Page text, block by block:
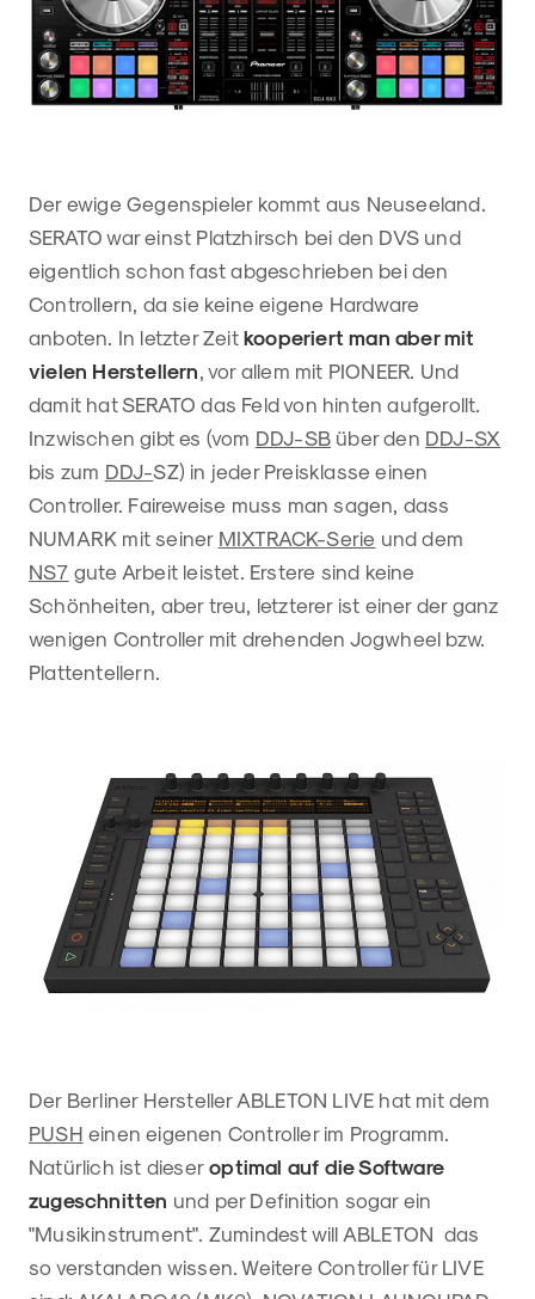
Der ewige Gegenspieler kommt aus Neuseeland.
SERATO war einst Platzhirsch bei den DVS und
eigentlich schon fast abgeschrieben bei den
Controllern, da sie keine eigene Hardware
anboten. In letzter Zeit kooperiert man aber mit
vielen Herstellern, vor allem mit PIONEER. Und
damit hat SERATO das Feld von hinten aufgerollt.
Inzwischen gibt es (vom DDJ-SB über den DDJ-SX
bis zum DDJ-SZ) in jeder Preisklasse einen
Controller. Faireweise muss man sagen, dass
NUMARK mit seiner MIXTRACK-Serie und dem
NS7 gute Arbeit leistet. Erstere sind keine
Schönheiten, aber treu, letzterer ist einer der ganz
wenigen Controller mit drehenden Jogwheel bzw.
Plattentellern.
Der Berliner Hersteller ABLETON LIVE hat mit dem
PUSH einen eigenen Controller im Programm.
Natürlich ist dieser optimal auf die Software
zugeschnitten und per Definition sogar ein
"Musikinstrument". Zumindest will ABLETON das
so verstanden wissen. Weitere Controller für LIVE